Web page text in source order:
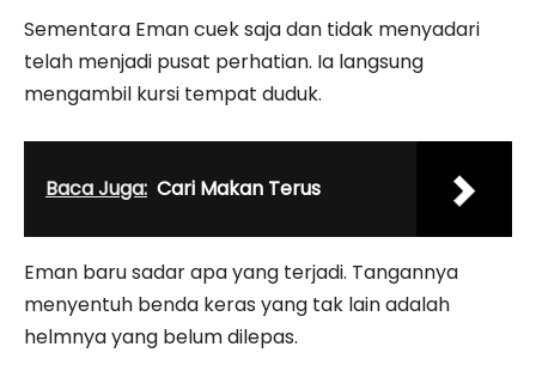
Sementara Eman cuek saja dan tidak menyadari
telah menjadi pusat perhatian. Ia langsung
mengambil kursi tempat duduk.
Baca Juga: Cari Makan Terus
Eman baru sadar apa yang terjadi. Tangannya
menyentuh benda keras yang tak lain adalah
helmnya yang belum dilepas.